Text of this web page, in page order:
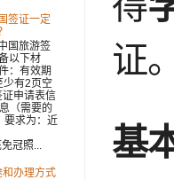
证
基
签证一定
国旅游签
以下材
：有效期
少有2页空
证申请表信
（需要的
要求为：近
冠照...
和办理方式